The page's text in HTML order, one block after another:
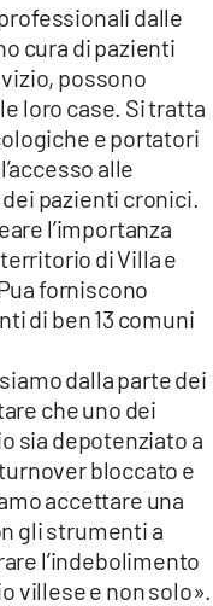
dalle
cura di pazienti
possono
loro case. Si tratta
e portatori
alle
pazienti cronici.
l’importanza
di Villa e
forniscono
di ben 13 comuni
dalla parte dei
che uno dei
sia depotenziato a
bloccato e
accettare una
gli strumenti a
l’indebolimento
villese e non solo».